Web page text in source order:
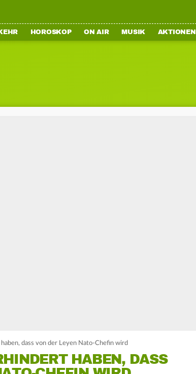
HOROSKOP ON AIR MUSIK AKTIONEN
dass von der Leyen Nato-Chefin wird
HABEN, DASS